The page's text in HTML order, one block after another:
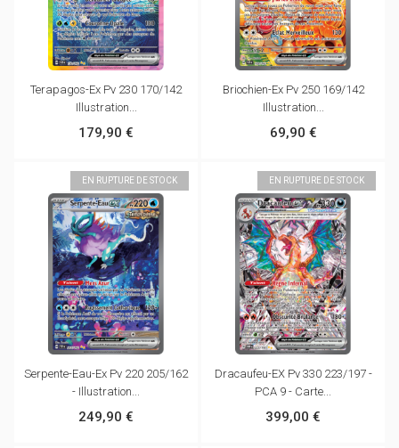
Terapagos-Ex Pv 230 170/142
Illustration...
179,90 €
Briochien-Ex Pv 250 169/142
Illustration...
69,90 €
EN RUPTURE DE STOCK
Serpente-Eau-Ex Pv 220 205/162
- Illustration...
249,90 €
EN RUPTURE DE STOCK
Dracaufeu-EX Pv 330 223/197 -
PCA 9 - Carte...
399,00 €